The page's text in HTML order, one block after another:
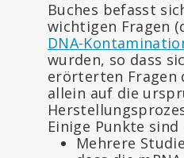
Buches befasst
wichtigen Fragen
DNA-
wurden, so dass
erörterten Fragen
allein auf die
Einige Punkte
Mehrere